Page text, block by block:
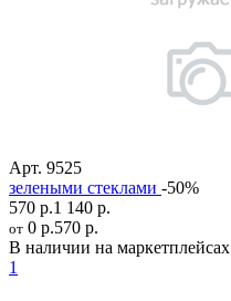
Арт. 9525
зелеными стеклами -50%
570 р.1 140 р.
от 0 р.570 р.
В наличии на маркетплейсах
1